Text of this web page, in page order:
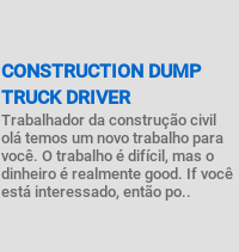
CONSTRUCTION DUMP
TRUCK DRIVER
Trabalhador da construção civil
olá temos um novo trabalho para
você. O trabalho é difícil, mas o
dinheiro é realmente good. If você
está interessado, então po..